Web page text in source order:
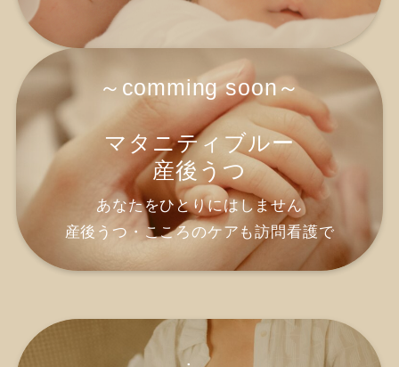
～comming soon～
マタニティブルー
産後うつ
あなたをひとりにはしません
産後うつ・こころのケアも訪問看護で